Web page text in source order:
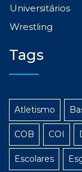
Universitários
Wrestling
Tags
Atletismo
COB COI
Escolares